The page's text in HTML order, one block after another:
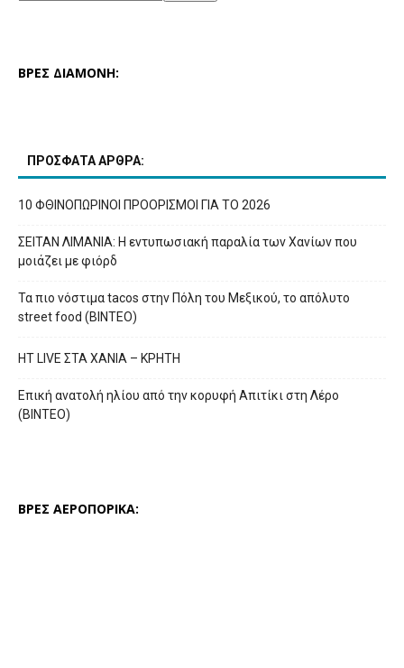
ΒΡΕΣ ΔΙΑΜΟΝΗ:
ΠΡΟΣΦΑΤΑ ΑΡΘΡΑ:
10 ΦΘΙΝΟΠΩΡΙΝΟΙ ΠΡΟΟΡΙΣΜΟΙ ΓΙΑ ΤΟ 2026
ΣΕΙΤΑΝ ΛΙΜΑΝΙΑ: Η εντυπωσιακή παραλία των Χανίων που
μοιάζει με φιόρδ
Τα πιο νόστιμα tacos στην Πόλη του Μεξικού, το απόλυτο
street food (ΒΙΝΤΕΟ)
HT LIVE ΣΤΑ ΧΑΝΙΑ – ΚΡΗΤΗ
Επική ανατολή ηλίου από την κορυφή Απιτίκι στη Λέρο
(ΒΙΝΤΕΟ)
ΒΡΕΣ ΑΕΡΟΠΟΡΙΚΑ: